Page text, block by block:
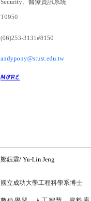
Security、醫療資訊系統
T0950
(06)253-3131#8150
andypony@stust.edu.tw
鄭鈺霖/Yu-Lin Jeng
國立成功大學工程科學系博士